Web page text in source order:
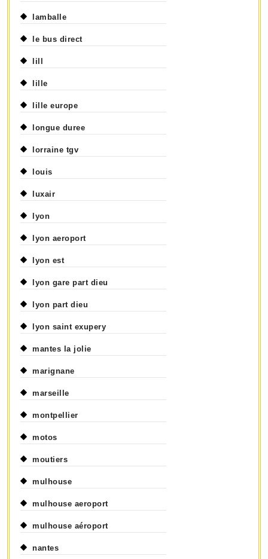
lamballe
le bus direct
lill
lille
lille europe
longue duree
lorraine tgv
louis
luxair
lyon
lyon aeroport
lyon est
lyon gare part dieu
lyon part dieu
lyon saint exupery
mantes la jolie
marignane
marseille
montpellier
motos
moutiers
mulhouse
mulhouse aeroport
mulhouse aéroport
nantes